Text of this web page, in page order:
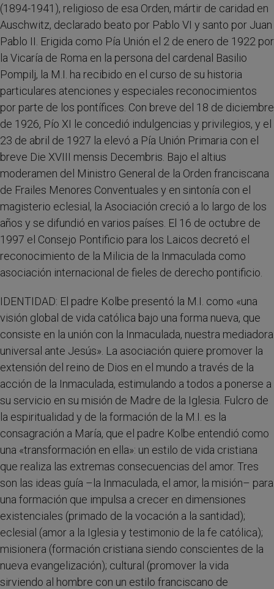
(1894-1941), religioso de esa Orden, mártir de caridad en
Auschwitz, declarado beato por Pablo VI y santo por Juan
Pablo II. Erigida como Pía Unión el 2 de enero de 1922 por
la Vicaría de Roma en la persona del cardenal Basilio
Pompilj, la M.I. ha recibido en el curso de su historia
particulares atenciones y especiales reconocimientos
por parte de los pontífices. Con breve del 18 de diciembre
de 1926, Pío XI le concedió indulgencias y privilegios, y el
23 de abril de 1927 la elevó a Pía Unión Primaria con el
breve Die XVIII mensis Decembris. Bajo el altius
moderamen del Ministro General de la Orden franciscana
de Frailes Menores Conventuales y en sintonía con el
magisterio eclesial, la Asociación creció a lo largo de los
años y se difundió en varios países. El 16 de octubre de
1997 el Consejo Pontificio para los Laicos decretó el
reconocimiento de la Milicia de la Inmaculada como
asociación internacional de fieles de derecho pontificio.
IDENTIDAD: El padre Kolbe presentó la M.I. como «una
visión global de vida católica bajo una forma nueva, que
consiste en la unión con la Inmaculada, nuestra mediadora
universal ante Jesús». La asociación quiere promover la
extensión del reino de Dios en el mundo a través de la
acción de la Inmaculada, estimulando a todos a ponerse a
su servicio en su misión de Madre de la Iglesia. Fulcro de
la espiritualidad y de la formación de la M.I. es la
consagración a María, que el padre Kolbe entendió como
una «transformación en ella»: un estilo de vida cristiana
que realiza las extremas consecuencias del amor. Tres
son las ideas guía –la Inmaculada, el amor, la misión– para
una formación que impulsa a crecer en dimensiones
existenciales (primado de la vocación a la santidad);
eclesial (amor a la Iglesia y testimonio de la fe católica);
misionera (formación cristiana siendo conscientes de la
nueva evangelización); cultural (promover la vida
sirviendo al hombre con un estilo franciscano de